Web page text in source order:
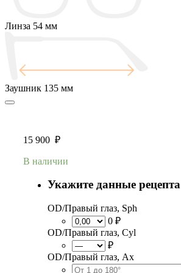
Линза 54 мм
Заушник 135 мм
15 900 ₽
В наличии
Укажите данные рецепта
OD/Правый глаз, Sph
0 ₽
OD/Правый глаз, Cyl
₽
OD/Правый глаз, Ax